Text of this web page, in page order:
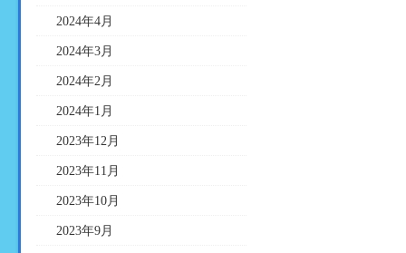
2024年4月
2024年3月
2024年2月
2024年1月
2023年12月
2023年11月
2023年10月
2023年9月